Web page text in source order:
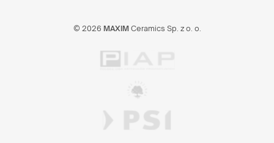
© 2026 MAXIMCeramics Sp. z o. o.